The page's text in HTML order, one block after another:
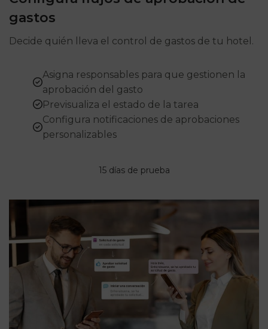
gastos
Decide quién lleva el control de gastos de tu hotel.
Asigna responsables para que gestionen la
aprobación del gasto
Previsualiza el estado de la tarea
Configura notificaciones de aprobaciones
personalizables
15 días de prueba